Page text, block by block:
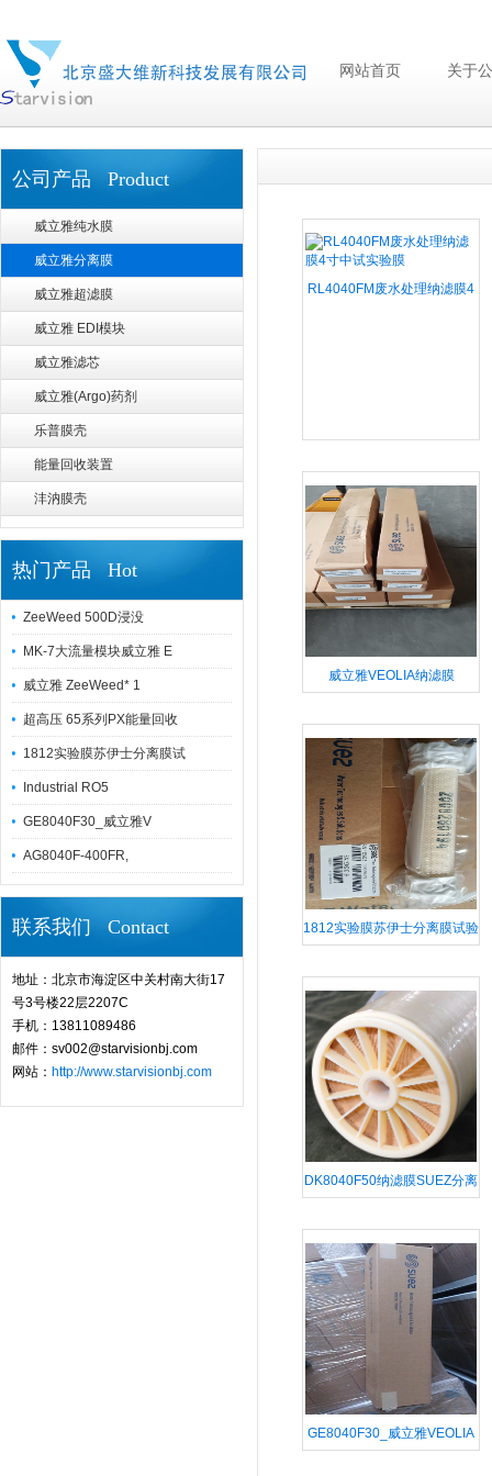
网站首页 关于
公司产品 Product
威立雅纯水膜
威立雅分离膜
威立雅超滤膜
威立雅 EDI模块
威立雅滤芯
威立雅(Argo)药剂
乐普膜壳
能量回收装置
沣汭膜壳
热门产品 Hot
ZeeWeed 500D浸没
MK-7大流量模块威立雅 E
威立雅 ZeeWeed* 1
超高压 65系列PX能量回收
1812实验膜苏伊士分离膜试
Industrial RO5
GE8040F30_威立雅V
AG8040F-400FR,
联系我们 Contact
地址：北京市海淀区中关村南大街17
号3号楼22层2207C
手机：13811089486
邮件：sv002@starvisionbj.com
网站： http://www.starvisionbj.com
RL4040FM废水处理纳滤膜4
威立雅VEOLIA纳滤膜
1812实验膜苏伊士分离膜试验
DK8040F50纳滤膜SUEZ分离
GE8040F30_威立雅VEOLIA